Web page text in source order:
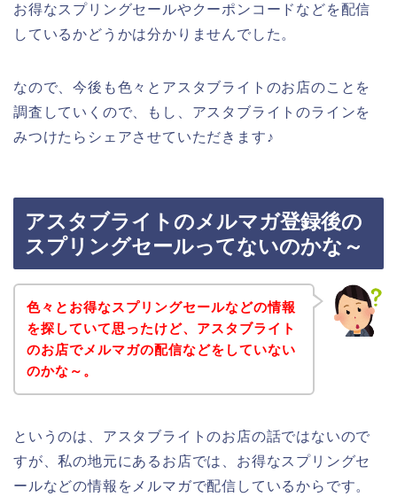
お得なスプリングセールやクーポンコードなどを配信
しているかどうかは分かりませんでした。
なので、今後も色々とアスタブライトのお店のことを
調査していくので、もし、アスタブライトのラインを
みつけたらシェアさせていただきます♪
アスタブライトのメルマガ登録後の
スプリングセールってないのかな～
色々とお得なスプリングセールなどの情報
を探していて思ったけど、アスタブライト
のお店でメルマガの配信などをしていない
のかな～。
というのは、アスタブライトのお店の話ではないので
すが、私の地元にあるお店では、お得なスプリングセ
ールなどの情報をメルマガで配信しているからです。